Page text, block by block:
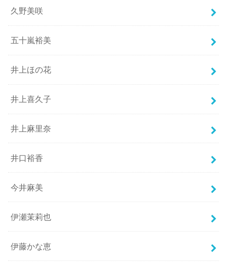
久野美咲
五十嵐裕美
井上ほの花
井上喜久子
井上麻里奈
井口裕香
今井麻美
伊瀬茉莉也
伊藤かな恵